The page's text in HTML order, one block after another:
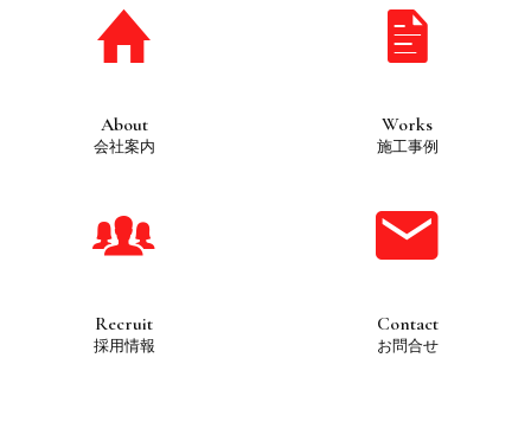
About
会社案内
Works
施工事例
Recruit
採用情報
Contact
お問合せ